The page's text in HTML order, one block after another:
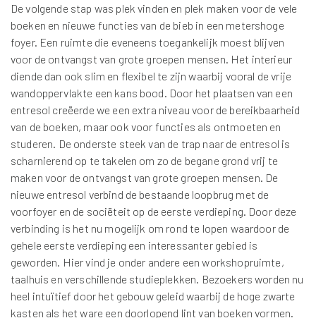
De volgende stap was plek vinden en plek maken voor de vele
boeken en nieuwe functies van de bieb in een metershoge
foyer. Een ruimte die eveneens toegankelijk moest blijven
voor de ontvangst van grote groepen mensen. Het interieur
diende dan ook slim en flexibel te zijn waarbij vooral de vrije
wandoppervlakte een kans bood. Door het plaatsen van een
entresol creëerde we een extra niveau voor de bereikbaarheid
van de boeken, maar ook voor functies als ontmoeten en
studeren. De onderste steek van de trap naar de entresol is
scharnierend op te takelen om zo de begane grond vrij te
maken voor de ontvangst van grote groepen mensen. De
nieuwe entresol verbind de bestaande loopbrug met de
voorfoyer en de sociëteit op de eerste verdieping. Door deze
verbinding is het nu mogelijk om rond te lopen waardoor de
gehele eerste verdieping een interessanter gebied is
geworden. Hier vind je onder andere een workshopruimte,
taalhuis en verschillende studieplekken. Bezoekers worden nu
heel intuïtief door het gebouw geleid waarbij de hoge zwarte
kasten als het ware een doorlopend lint van boeken vormen.